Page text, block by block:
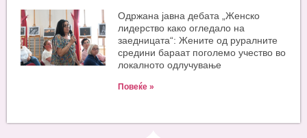
Одржана јавна дебата „Женско
лидерство како огледало на
заедницата“: Жените од руралните
средини бараат поголемо учество во
локалното одлучување
Повеќе »